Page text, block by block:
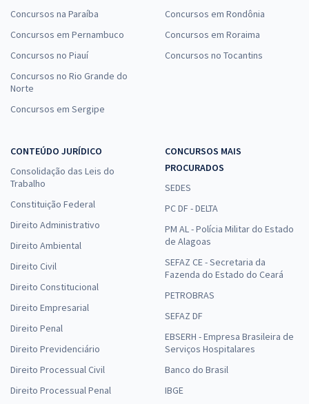
Concursos na Paraíba
Concursos em Pernambuco
Concursos no Piauí
Concursos no Rio Grande do
Norte
Concursos em Sergipe
Concursos em Rondônia
Concursos em Roraima
Concursos no Tocantins
CONTEÚDO JURÍDICO
Consolidação das Leis do
Trabalho
Constituição Federal
Direito Administrativo
Direito Ambiental
Direito Civil
Direito Constitucional
Direito Empresarial
Direito Penal
Direito Previdenciário
Direito Processual Civil
Direito Processual Penal
CONCURSOS MAIS
PROCURADOS
SEDES
PC DF - DELTA
PM AL - Polícia Militar do Estado
de Alagoas
SEFAZ CE - Secretaria da
Fazenda do Estado do Ceará
PETROBRAS
SEFAZ DF
EBSERH - Empresa Brasileira de
Serviços Hospitalares
Banco do Brasil
IBGE